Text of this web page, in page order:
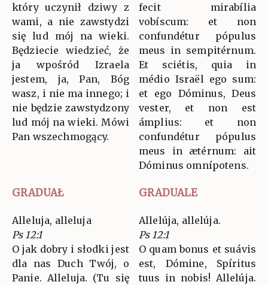
który uczynił dziwy z
wami, a nie zawstydzi
się lud mój na wieki.
Będziecie wiedzieć, że
ja wpośród Izraela
jestem, ja, Pan, Bóg
wasz, i nie ma innego; i
nie będzie zawstydzony
lud mój na wieki. Mówi
Pan wszechmogący.
fecit mirabília
vobíscum: et non
confundétur pópulus
meus in sempitérnum.
Et sciétis, quia in
médio Israël ego sum:
et ego Dóminus, Deus
vester, et non est
ámplius: et non
confundétur pópulus
meus in ætérnum: ait
Dóminus omnípotens.
GRADUAŁ GRADUALE
Alleluja, alleluja
Ps 12:1
O jak dobry i słodki jest
dla nas Duch Twój, o
Panie. Alleluja. (Tu się
Allelúja, allelúja.
Ps 12:1
O quam bonus et suávis
est, Dómine, Spíritus
tuus in nobis! Allelúja.